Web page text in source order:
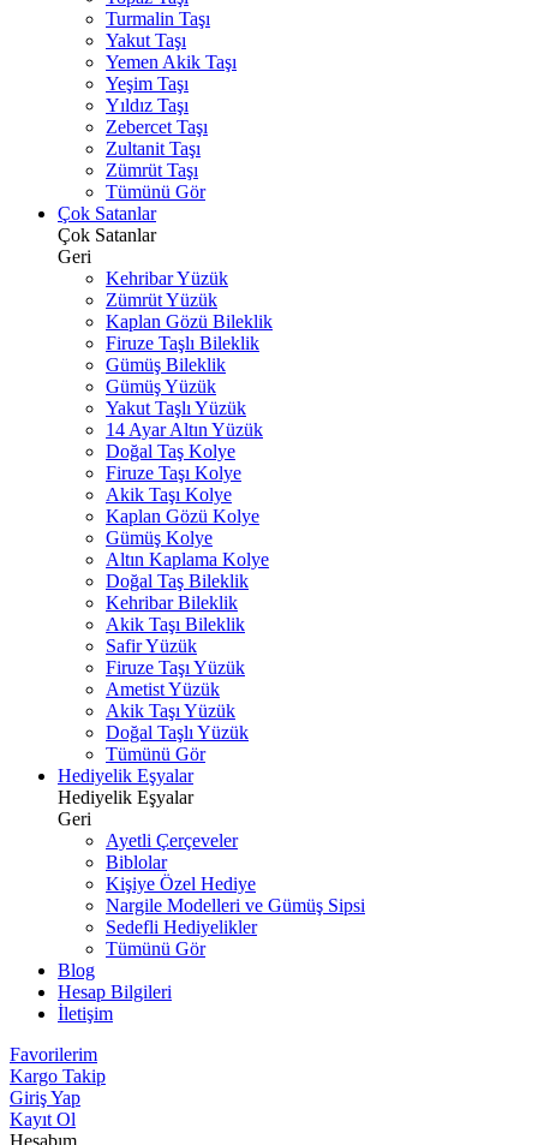
Turmalin Taşı
Yakut Taşı
Yemen Akik Taşı
Yeşim Taşı
Yıldız Taşı
Zebercet Taşı
Zultanit Taşı
Zümrüt Taşı
Tümünü Gör
Çok Satanlar
Çok Satanlar
Geri
Kehribar Yüzük
Zümrüt Yüzük
Kaplan Gözü Bileklik
Firuze Taşlı Bileklik
Gümüş Bileklik
Gümüş Yüzük
Yakut Taşlı Yüzük
14 Ayar Altın Yüzük
Doğal Taş Kolye
Firuze Taşı Kolye
Akik Taşı Kolye
Kaplan Gözü Kolye
Gümüş Kolye
Altın Kaplama Kolye
Doğal Taş Bileklik
Kehribar Bileklik
Akik Taşı Bileklik
Safir Yüzük
Firuze Taşı Yüzük
Ametist Yüzük
Akik Taşı Yüzük
Doğal Taşlı Yüzük
Tümünü Gör
Hediyelik Eşyalar
Hediyelik Eşyalar
Geri
Ayetli Çerçeveler
Biblolar
Kişiye Özel Hediye
Nargile Modelleri ve Gümüş Sipsi
Sedefli Hediyelikler
Tümünü Gör
Blog
Hesap Bilgileri
İletişim
Favorilerim
Kargo Takip
Giriş Yap
Kayıt Ol
Hesabım